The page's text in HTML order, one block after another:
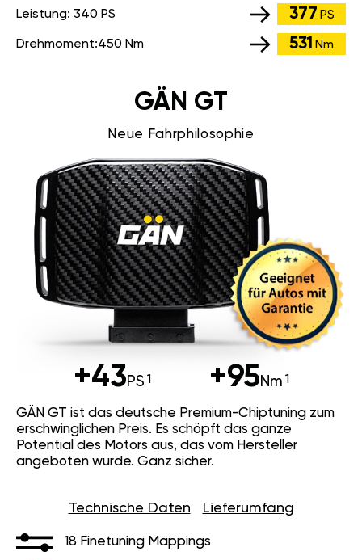
Leistung: 340 PS 377 PS
Drehmoment:450 Nm 531 Nm
GÄN GT
Neue Fahrphilosophie
+43PS +95Nm
GÄN GT ist das deutsche Premium-Chiptuning zum
erschwinglichen Preis. Es schöpft das ganze
Potential des Motors aus, das vom Hersteller
angeboten wurde. Ganz sicher.
Technische Daten Lieferumfang
18 Finetuning Mappings